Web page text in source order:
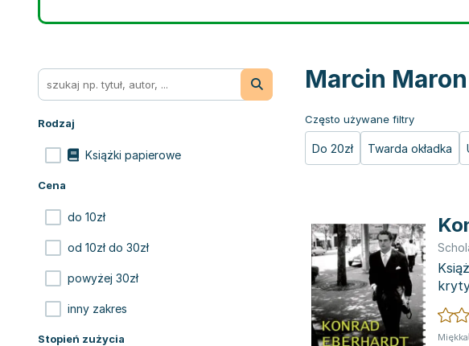
Rodzaj
Książki papierowe
Cena
do 10zł
od 10zł do 30zł
powyżej 30zł
inny zakres
Stopień zużycia
Marcin
Często używane filtry
Do 20zł Twarda okładka
Ebe...
Miękka